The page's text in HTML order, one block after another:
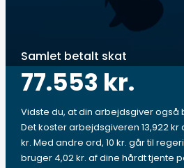
Samlet betalt skat
77.553 kr.
Vidste du, at din arbejdsgiver også
Det koster arbejdsgiveren 13,922 kr
kr. Med andre ord, 10 kr. går til
bruger 4,02 kr. af dine hårdt tjente